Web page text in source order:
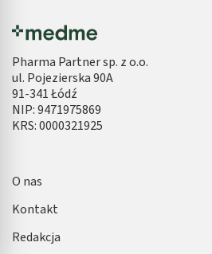
Pharma Partner sp. z o.o.
ul. Pojezierska 90A
91-341 Łódź
NIP: 9471975869
KRS: 0000321925
O nas
Kontakt
Redakcja